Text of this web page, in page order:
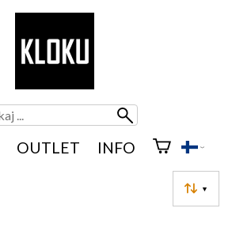
OUTLET INFO
▼